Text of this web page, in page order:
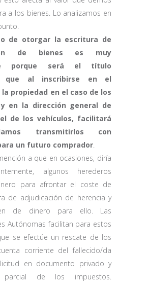
a los bienes. Lo analizamos en
de otorgar la escritura de
de bienes es muy
porque será el título
que al inscribirse en el
propiedad en el caso de los
en la dirección general de
de los vehículos, facilitará
transmitirlos con
un futuro comprador.
a que en ocasiones, diría
algunos herederos
para afrontar el coste de
de adjudicación de herencia y
de dinero para ello. Las
Autónomas facilitan para estos
se efectúe un rescate de los
corriente del fallecido/da
en documento privado y
parcial de los impuestos.